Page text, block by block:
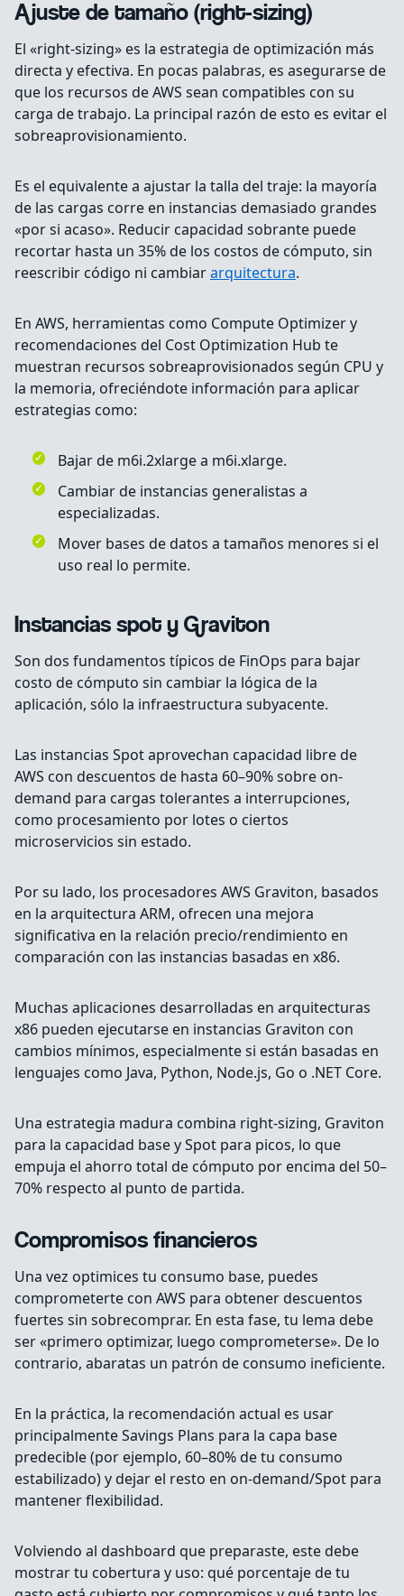
Ajuste de tamaño (right-sizing)
El «right-sizing» es la estrategia de optimización más
directa y efectiva. En pocas palabras, es asegurarse de
que los recursos de AWS sean compatibles con su
carga de trabajo. La principal razón de esto es evitar el
sobreaprovisionamiento.
Es el equivalente a ajustar la talla del traje: la mayoría
de las cargas corre en instancias demasiado grandes
«por si acaso». Reducir capacidad sobrante puede
recortar hasta un 35% de los costos de cómputo, sin
reescribir código ni cambiararquitectura.
En AWS, herramientas como Compute Optimizer y
recomendaciones del Cost Optimization Hub te
muestran recursos sobreaprovisionados según CPU y
la memoria, ofreciéndote información para aplicar
estrategias como:
Bajar de m6i.2xlarge a m6i.xlarge.
Cambiar de instancias generalistas a
especializadas.
Mover bases de datos a tamaños menores si el
uso real lo permite.
Instancias spot y Graviton
Son dos fundamentos típicos de FinOps para bajar
costo de cómputo sin cambiar la lógica de la
aplicación, sólo la infraestructura subyacente.
Las instancias Spot aprovechan capacidad libre de
AWS con descuentos de hasta 60–90% sobre on-
demand para cargas tolerantes a interrupciones,
como procesamiento por lotes o ciertos
microservicios sin estado.
Por su lado, los procesadores AWS Graviton, basados
en la arquitectura ARM, ofrecen una mejora
significativa en la relación precio/rendimiento en
comparación con las instancias basadas en x86.
Muchas aplicaciones desarrolladas en arquitecturas
x86 pueden ejecutarse en instancias Graviton con
cambios mínimos, especialmente si están basadas en
lenguajes como Java, Python, Node.js, Go o .NET Core.
Una estrategia madura combina right-sizing, Graviton
para la capacidad base y Spot para picos, lo que
empuja el ahorro total de cómputo por encima del 50–
70% respecto al punto de partida.
Compromisos financieros
Una vez optimices tu consumo base, puedes
comprometerte con AWS para obtener descuentos
fuertes sin sobrecomprar. En esta fase, tu lema debe
ser «primero optimizar, luego comprometerse». De lo
contrario, abaratas un patrón de consumo ineficiente.
En la práctica, la recomendación actual es usar
principalmente Savings Plans para la capa base
predecible (por ejemplo, 60–80% de tu consumo
estabilizado) y dejar el resto en on-demand/Spot para
mantener flexibilidad.
Volviendo al dashboard que preparaste, este debe
mostrar tu cobertura y uso: qué porcentaje de tu